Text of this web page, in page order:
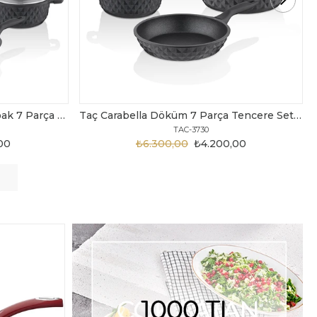
Taç Carabella Döküm 7 Parça Tencere Seti Siyah Taç Master Cook Tombik 7 Parça Tencere Seti Gri
TAC-3820
₺2.450,00
₺3.199,00